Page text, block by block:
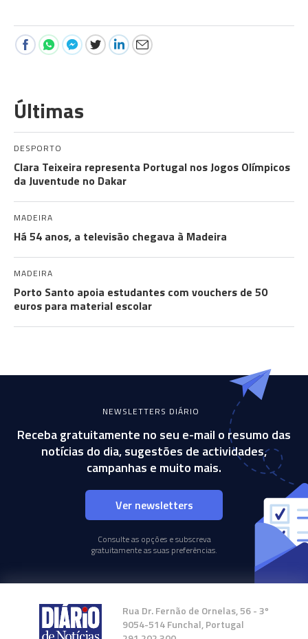
Últimas
DESPORTO
Clara Teixeira representa Portugal nos Jogos Olímpicos
da Juventude no Dakar
MADEIRA
Há 54 anos, a televisão chegava à Madeira
MADEIRA
Porto Santo apoia estudantes com vouchers de 50
euros para material escolar
NEWSLETTERS DIÁRIO
Receba gratuitamente no seu e-mail o resumo das
notícias do dia, sugestões de actividades,
campanhas e muito mais.
Ver newsletters
Consulte as opções e subscreva
gratuitamente as suas preferências.
Rua Dr. Fernão de Ornelas, 56 - 3º
9054-514 Funchal, Portugal